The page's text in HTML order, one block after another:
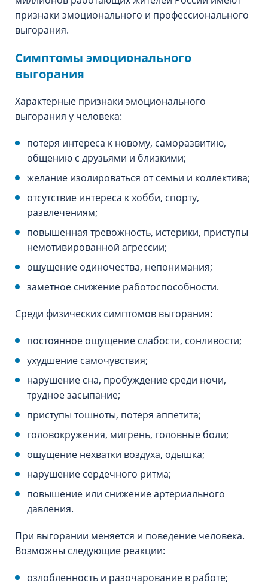
признаки эмоционального и профессионального
выгорания.
Симптомы эмоционального
выгорания
Характерные признаки эмоционального
выгорания у человека:
потеря интереса к новому, саморазвитию,
общению с друзьями и близкими;
желание изолироваться от семьи и коллектива;
отсутствие интереса к хобби, спорту,
развлечениям;
повышенная тревожность, истерики, приступы
немотивированной агрессии;
ощущение одиночества, непонимания;
заметное снижение работоспособности.
Среди физических симптомов выгорания:
постоянное ощущение слабости, сонливости;
ухудшение самочувствия;
нарушение сна, пробуждение среди ночи,
трудное засыпание;
приступы тошноты, потеря аппетита;
головокружения, мигрень, головные боли;
ощущение нехватки воздуха, одышка;
нарушение сердечного ритма;
повышение или снижение артериального
давления.
При выгорании меняется и поведение человека.
Возможны следующие реакции:
озлобленность и разочарование в работе;